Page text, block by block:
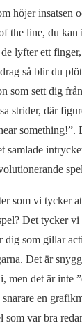
höjer insatsen
the line, du
lyfter ett
så blir du
som sett dig
strider, där
something!”.
samlade
som vi tycker
Det tycker
som gillar
Det är
men det är inte
en
som var bra